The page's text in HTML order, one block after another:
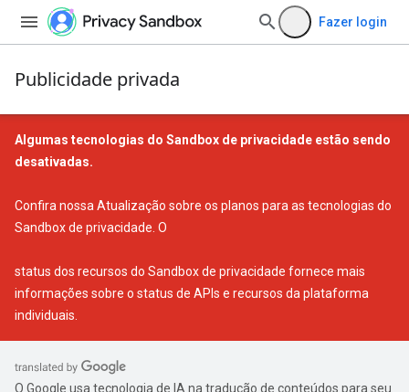
Fazer login
Publicidade privada
Algumas tecnologias do Sandbox de privacidade estão sendo
desativadas.
Confira nossa Atualização sobre os planos para as tecnologias do
Sandbox de privacidade . O
status dos recursos do Sandbox de privacidade fornece mais
informações sobre o status de APIs e recursos da plataforma
individuais.
O Google usa tecnologia de IA na tradução de conteúdos para seu